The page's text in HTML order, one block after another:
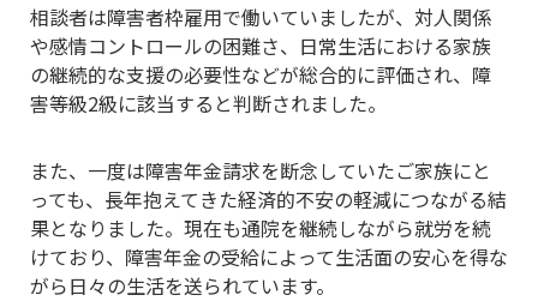
相談者は障害者枠雇用で働いていましたが、対人関係
や感情コントロールの困難さ、日常生活における家族
の継続的な支援の必要性などが総合的に評価され、障
害等級2級に該当すると判断されました。
また、一度は障害年金請求を断念していたご家族にと
っても、長年抱えてきた経済的不安の軽減につながる結
果となりました。現在も通院を継続しながら就労を続
けており、障害年金の受給によって生活面の安心を得な
がら日々の生活を送られています。